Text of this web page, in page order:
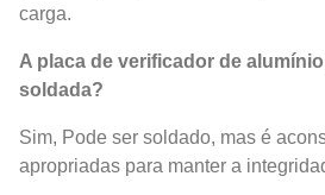
carga.
A placa de verificador de
soldada?
Sim, Pode ser soldado, mas é
apropriadas para manter a